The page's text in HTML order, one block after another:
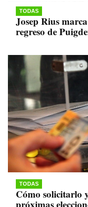
TODAS
Josep Rius
regreso de
TODAS
Cómo solicitarlo
próximas